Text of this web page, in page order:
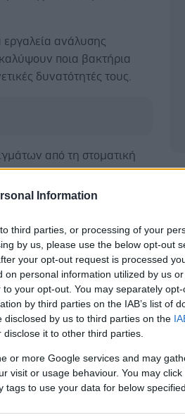
Information
third parties, or processing of your
by us, please use the below opt-out
your opt-out request is processed
personal information utilized by us
your opt-out. You may separately
by third parties on the IAB’s list of
by us to third parties on the
it to other third parties.
or more Google services and may
visit or usage behaviour. You may
to use your data for below
εργαλεία ανάλυσης
ποια βακτήρια
δυνατότητές τους.
από τη στοματική
από το
ένα βακτήριο,
να διασπάσει τα οξαλικά.
παράγοντες που
ερευνητές.
που είναι σταθερό
με νεφρολιθίαση είναι
βιταμίνες και χρήσιμους
και στο ουροποιητικό